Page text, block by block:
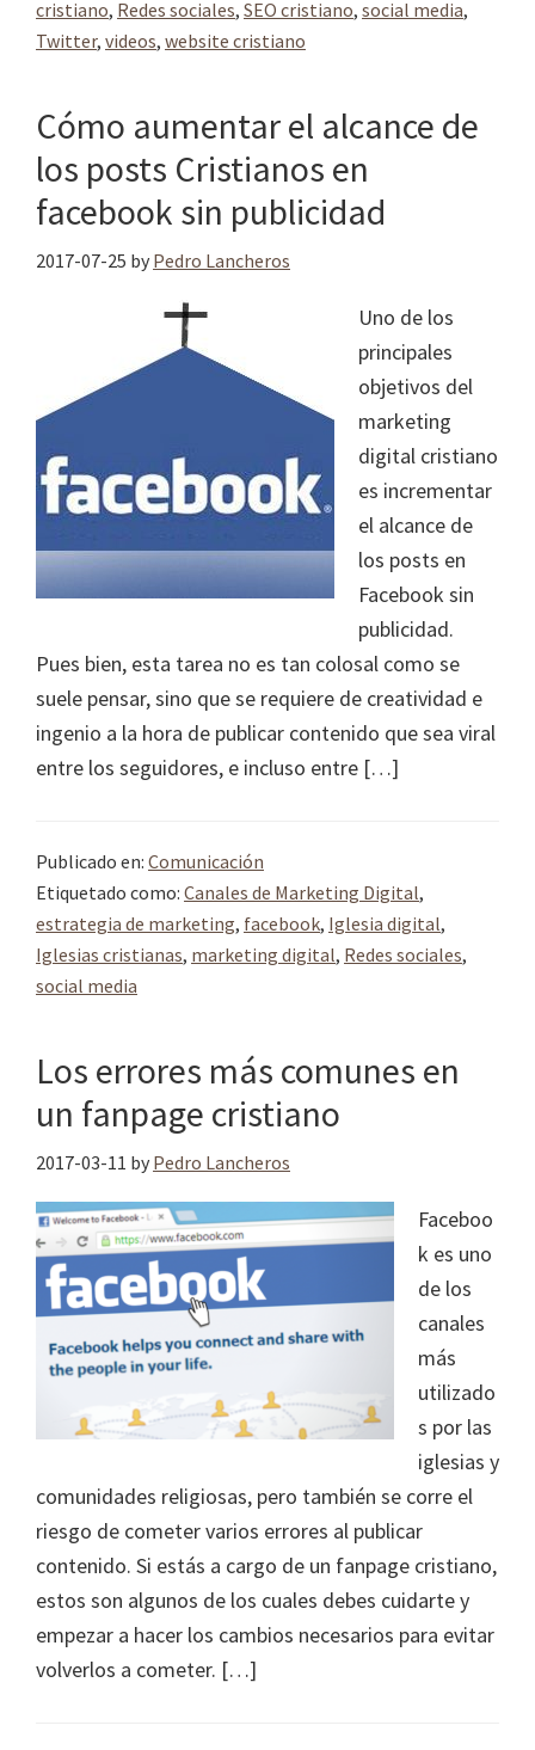
cristiano, Redes sociales, SEO cristiano, social media,
Twitter, videos, website cristiano
Cómo aumentar el alcance de
los posts Cristianos en
facebook sin publicidad
2017-07-25 by Pedro Lancheros
Uno de los
principales
objetivos del
marketing
digital cristiano
es incrementar
el alcance de
los posts en
Facebook sin
publicidad.
Pues bien, esta tarea no es tan colosal como se
suele pensar, sino que se requiere de creatividad e
ingenio a la hora de publicar contenido que sea viral
entre los seguidores, e incluso entre […]
Publicado en: Comunicación
Etiquetado como: Canales de Marketing Digital,
estrategia de marketing, facebook, Iglesia digital,
Iglesias cristianas, marketing digital, Redes sociales,
social media
Los errores más comunes en
un fanpage cristiano
2017-03-11 by Pedro Lancheros
Faceboo
k es uno
de los
canales
más
utilizado
s por las
iglesias y
comunidades religiosas, pero también se corre el
riesgo de cometer varios errores al publicar
contenido. Si estás a cargo de un fanpage cristiano,
estos son algunos de los cuales debes cuidarte y
empezar a hacer los cambios necesarios para evitar
volverlos a cometer. […]